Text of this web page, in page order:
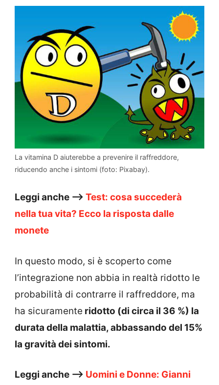
La vitamina D aiuterebbe a prevenire il raffreddore,
riducendo anche i sintomi (foto: Pixabay).
Leggi anche –> Test: cosa succederà
nella tua vita? Ecco la risposta dalle
monete
In questo modo, si è scoperto come
l’integrazione non abbia in realtà ridotto le
probabilità di contrarre il raffreddore, ma
ha sicuramente ridotto (di circa il 36 %) la
durata della malattia, abbassando del 15%
la gravità dei sintomi.
Leggi anche –> Uomini e Donne: Gianni